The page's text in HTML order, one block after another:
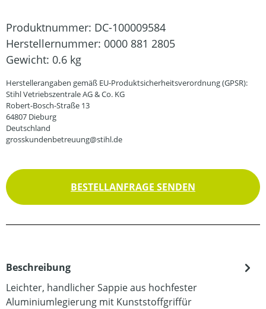
Produktnummer: DC-100009584
Herstellernummer: 0000 881 2805
Gewicht: 0.6 kg
Herstellerangaben gemäß EU-Produktsicherheitsverordnung (GPSR):
Stihl Vetriebszentrale AG & Co. KG
Robert-Bosch-Straße 13
64807 Dieburg
Deutschland
grosskundenbetreuung@stihl.de
BESTELLANFRAGE SENDEN
Beschreibung
Leichter, handlicher Sappie aus hochfester
Aluminiumlegierung mit Kunststoffgriffür